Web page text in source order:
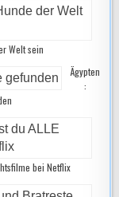
Welt sein
Ägypten
:
bei Netflix